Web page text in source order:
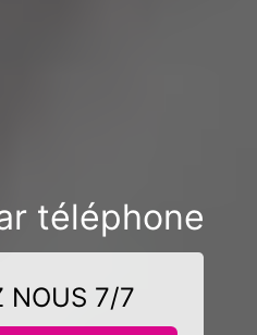
téléphone
NOUS 7/7